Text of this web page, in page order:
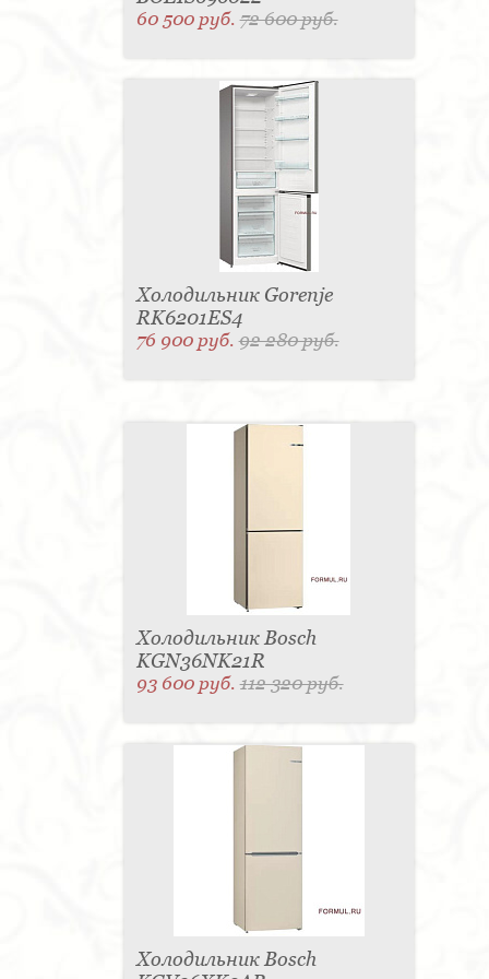
60 500 руб.72 600 руб.
Холодильник Gorenje
RK6201ES4
76 900 руб.92 280 руб.
Холодильник Bosch
KGN36NK21R
93 600 руб.112 320 руб.
Холодильник Bosch